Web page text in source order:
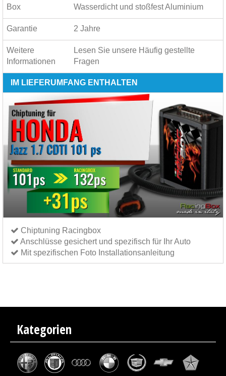
Box Wasserdicht und stoßfest Aluminium
Garantie 2 Jahre
Weitere
Informationen
Lesen Sie unsere Häufig gestellte
Fragen
IM LIEFERUMFANG ENTHALTEN
Chiptuning Racingbox
Anschlüsse gesichert und spezifisch für Ihr Auto
Mit spezifischen Foto Installationsanleitung
Kategorien